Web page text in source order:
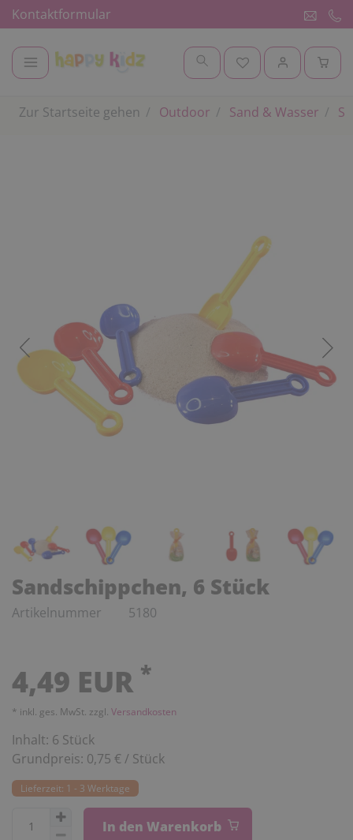
Kontaktformular
Zur Startseite gehen Outdoor Sand & Wasser
Sandschippchen, 6 Stück
Artikelnummer 5180
4,49 EUR *
* inkl. ges. MwSt. zzgl. Versandkosten
Inhalt: 6 Stück
Grundpreis: 0,75 € / Stück
Lieferzeit: 1 - 3 Werktage
In den Warenkorb